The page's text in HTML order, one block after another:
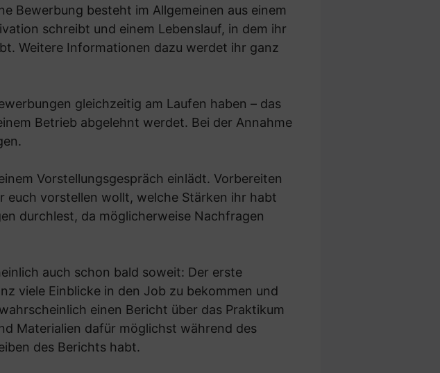
Bewerbung besteht im Allgemeinen aus einem
schreibt und einem Lebenslauf, in dem ihr
Weitere Informationen dazu werdet ihr ganz
gleichzeitig am Laufen haben – das
Betrieb abgelehnt werdet. Bei der Annahme
Vorstellungsgespräch einlädt. Vorbereiten
euch vorstellen wollt, welche Stärken ihr habt
durchlest, da möglicherweise Nachfragen
auch schon bald soweit: Der erste
viele Einblicke in den Job zu bekommen und
einen Bericht über das Praktikum
Materialien dafür möglichst während des
des Berichts habt.